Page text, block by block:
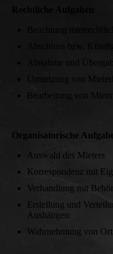
Abschluss bzw.
Abnahme und
Umsetzung von
Bearbeitung von
Organisatorische
Auswahl des Mieters
Korrespondenz mit
Verhandlung mit
Erstellung und
Aushängen
Wahrnehmung von